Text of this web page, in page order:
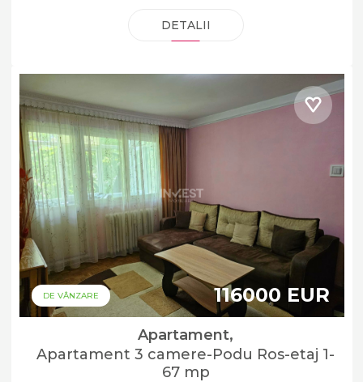
DETALII
DE VÂNZARE 116000 EUR
Apartament,
Apartament 3 camere-Podu Ros-etaj 1-
67 mp